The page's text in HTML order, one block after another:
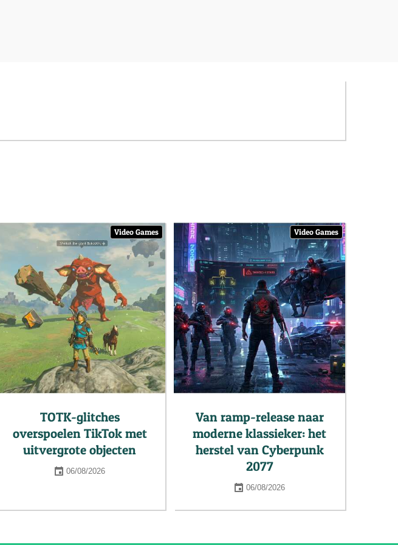
Video Games
TOTK-glitches
overspoelen TikTok met
uitvergrote objecten
06/08/2026
Video Games
Van ramp-release naar
moderne klassieker: het
herstel van Cyberpunk
2077
06/08/2026